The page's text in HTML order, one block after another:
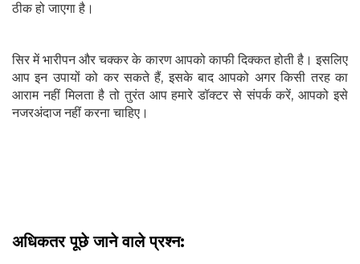
ठीक हो जाएगा है।
सिर में भारीपन और चक्कर के कारण आपको काफी दिक्कत होती है। इसलिए
आप इन उपायों को कर सकते हैं, इसके बाद आपको अगर किसी तरह का
आराम नहीं मिलता है तो तुरंत आप हमारे डॉक्टर से संपर्क करें, आपको इसे
नजरअंदाज नहीं करना चाहिए।
अधिकतर पूछे जाने वाले प्रश्न: